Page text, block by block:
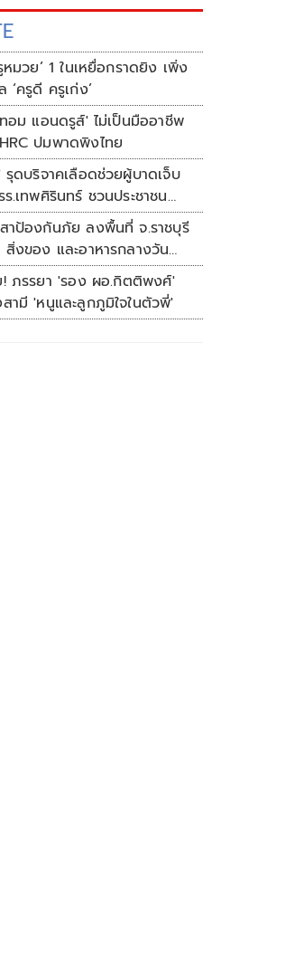
หมวย’ 1 ในเหยื่อกราดยิง เพิ่ง
‘ครูดี ครูเก่ง’
อม แอนดรูส์' ไม่เป็นมืออาชีพ
ปมพาดพิงไทย
ดบริจาคเลือดช่วยผู้บาดเจ็บ
.เทพศิรินทร์ ชวนประชาชน
คาป้องกันภัย ลงพื้นที่ จ.ราชบุรี
สิ่งของ และอาหารกลางวัน
ยนบ้านหนองน้ำใส
ภรรยา 'รอง ผอ.กิตติพงศ์'
ามี 'หนูและลูกภูมิใจในตัวพี่'